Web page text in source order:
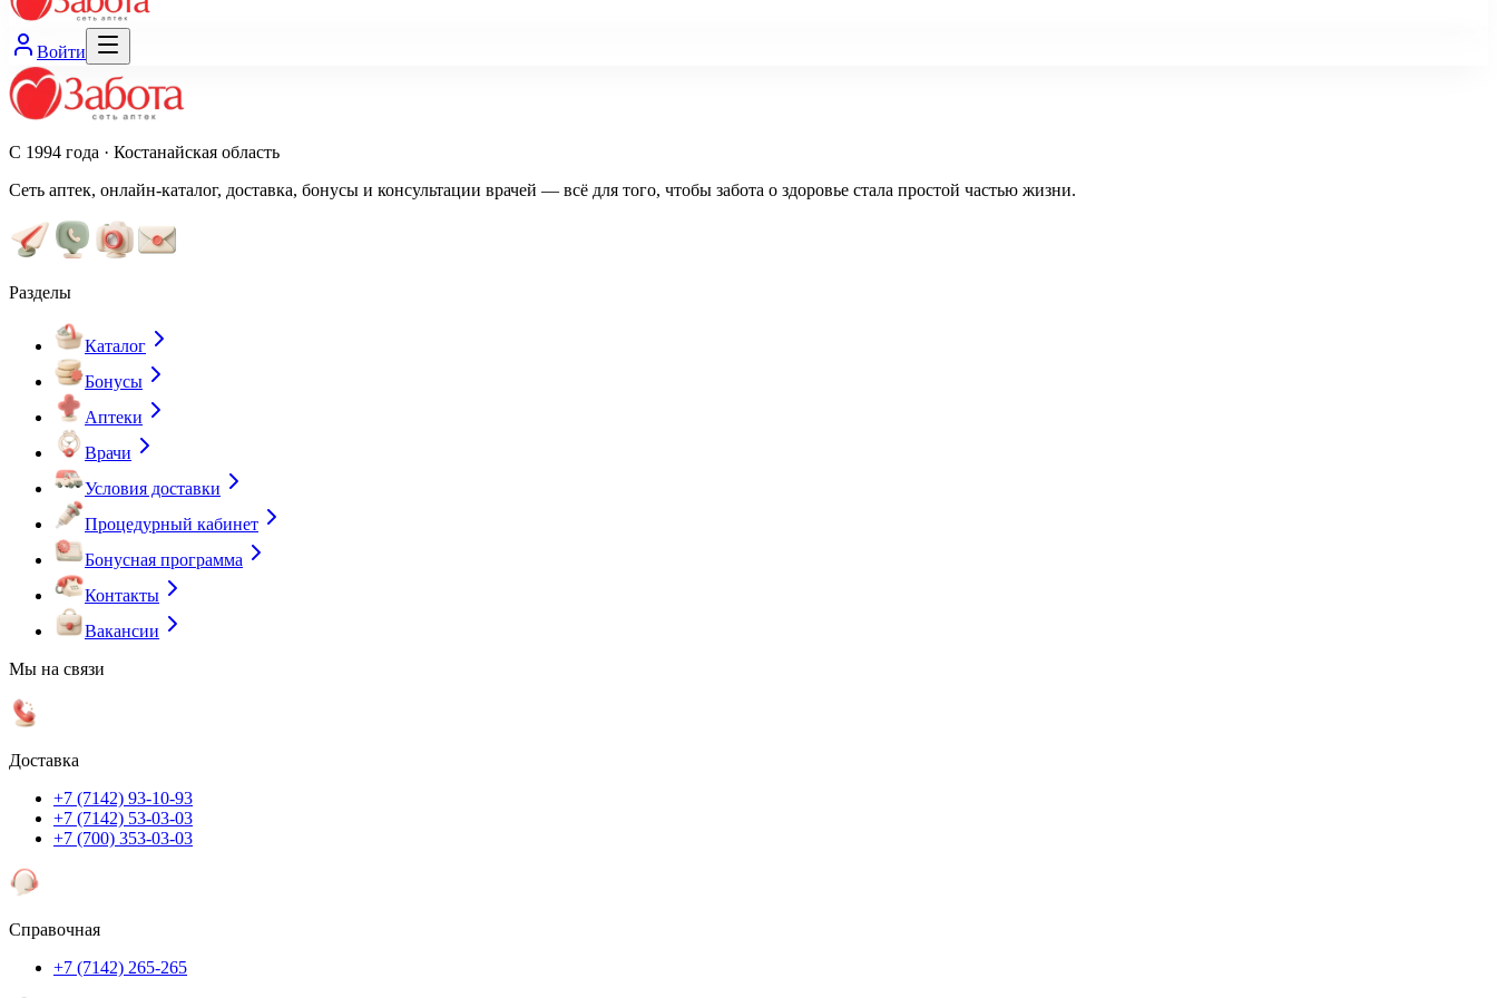
Войти
С 1994 года · Костанайская область
Сеть аптек, онлайн-каталог, доставка, бонусы и консультации врачей — всё для того, чтобы забота о здоровье стала простой частью жизни.
Разделы
Каталог
Бонусы
Аптеки
Врачи
Условия доставки
Процедурный кабинет
Бонусная программа
Контакты
Вакансии
Мы на связи
Доставка
+7 (7142) 93-10-93
+7 (7142) 53-03-03
+7 (700) 353-03-03
Справочная
+7 (7142) 265-265